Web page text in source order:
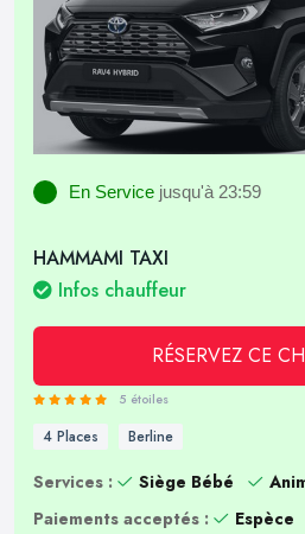
En Service jusqu'à 23:59
HAMMAMI TAXI
Infos chauffeur
RÉSERVEZ CE
5 étoiles
4 Places Berline
Services : Siège Bébé
Paiements acceptés :
Espèce